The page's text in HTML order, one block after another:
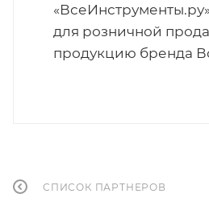
для розничной
продукцию бренда
СПИСОК ПАРТНЕРОВ